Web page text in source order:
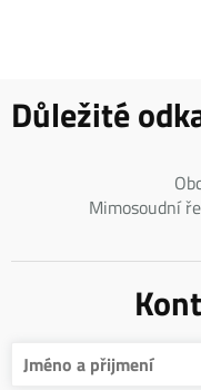
Důležité
Mimosoudní